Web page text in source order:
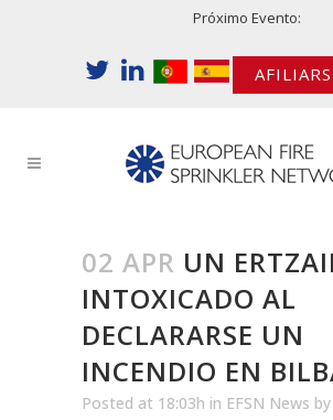
Próximo Evento:
02 APR UN
INTOXICADO AL
DECLARARSE UN
INCENDIO EN
Posted at 18:03h in EFSN News by